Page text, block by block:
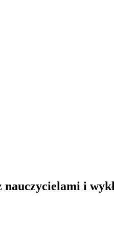
nauczycielami i